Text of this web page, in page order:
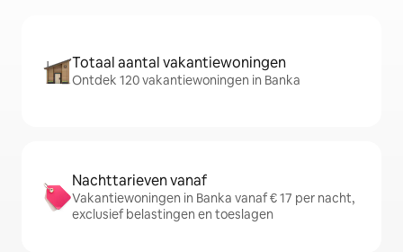
Totaal aantal vakantiewoningen
Ontdek 120 vakantiewoningen in Banka
Nachttarieven vanaf
Vakantiewoningen in Banka vanaf € 17 per nacht,
exclusief belastingen en toeslagen